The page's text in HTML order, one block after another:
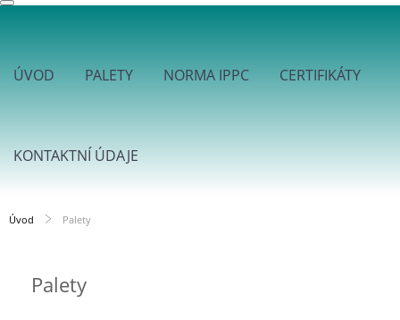
ÚVOD PALETY NORMA IPPC CERTIFIKÁTY
KONTAKTNÍ ÚDAJE
Úvod Palety
Palety